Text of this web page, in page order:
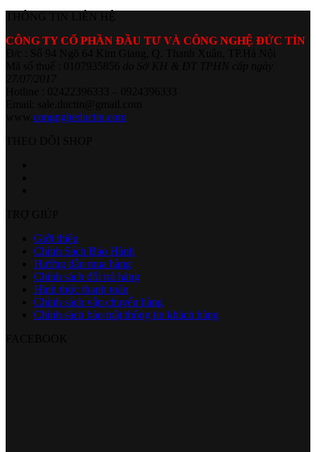
CÔNG TY CỔ PHẦN ĐẦU TƯ VÀ CÔNG NGHỆ ĐỨC TÍN
congngheductin.com
Giới thiệu
Chính Sách Bảo Hành
Hướng dẫn mua hàng
Chính sách đổi trả hàng
Hình thức thanh toán
Chính sách vận chuyển hàng
Chính sách bảo mật thông tin khách hàng